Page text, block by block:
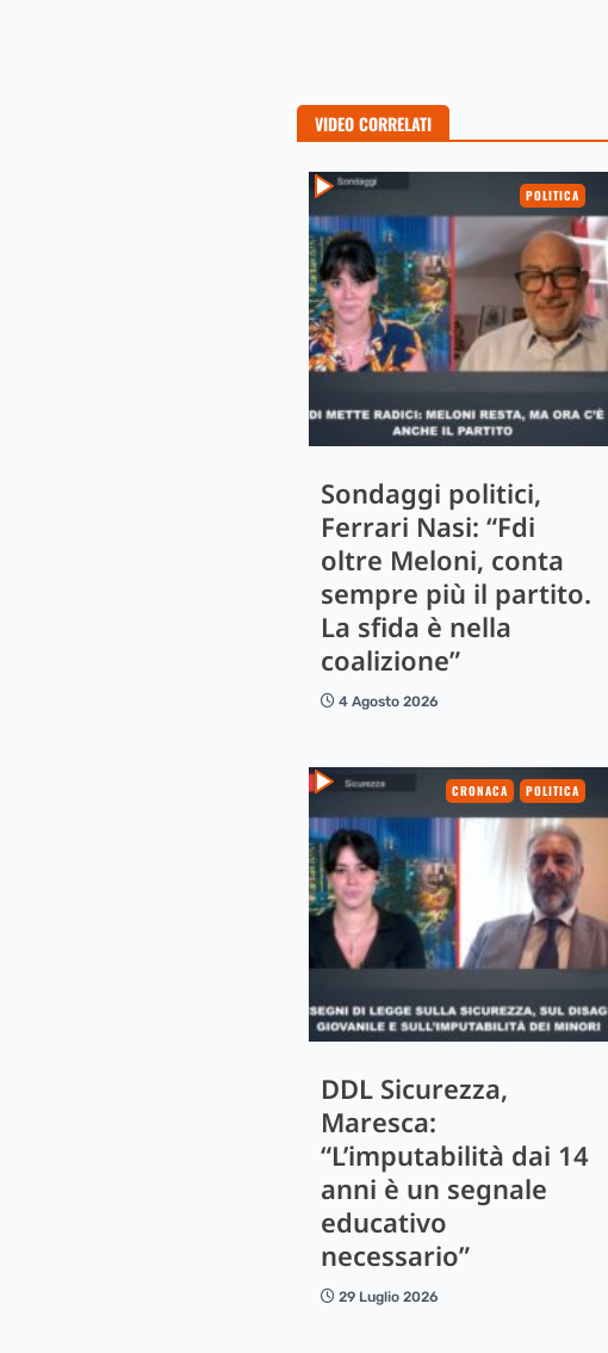
VIDEO CORRELATI
POLITICA
Sondaggi politici,
Ferrari Nasi: “Fdi
oltre Meloni, conta
sempre più il partito.
La sfida è nella
coalizione”
4 Agosto 2026
CRONACA POLITICA
DDL Sicurezza,
Maresca:
“L’imputabilità dai 14
anni è un segnale
educativo
necessario”
29 Luglio 2026